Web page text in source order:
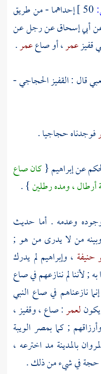
إحداهما - من طريق
أبي إسحاقعن رجل عن
قفيزعمر، أو صاععمر.
قال : القفيز الحجاجي -
فوجدناه حجاجيا .
عنإبراهيم{كان صاع
أرطال ، ومده رطلين} .
وعدمه . أما حديث
وبينه من لا يدرى من هو ;
حنيفة ، وإبراهيم لم يدرك
; لأننا لم ننازعهم في صاع
نازعناهم في صاع النبي
لعمر: صاع ، وقفيز ،
; كما بمصر الويبة
لمروانبالمدينةمد اخترعه ،
حجة في شيء من ذلك .